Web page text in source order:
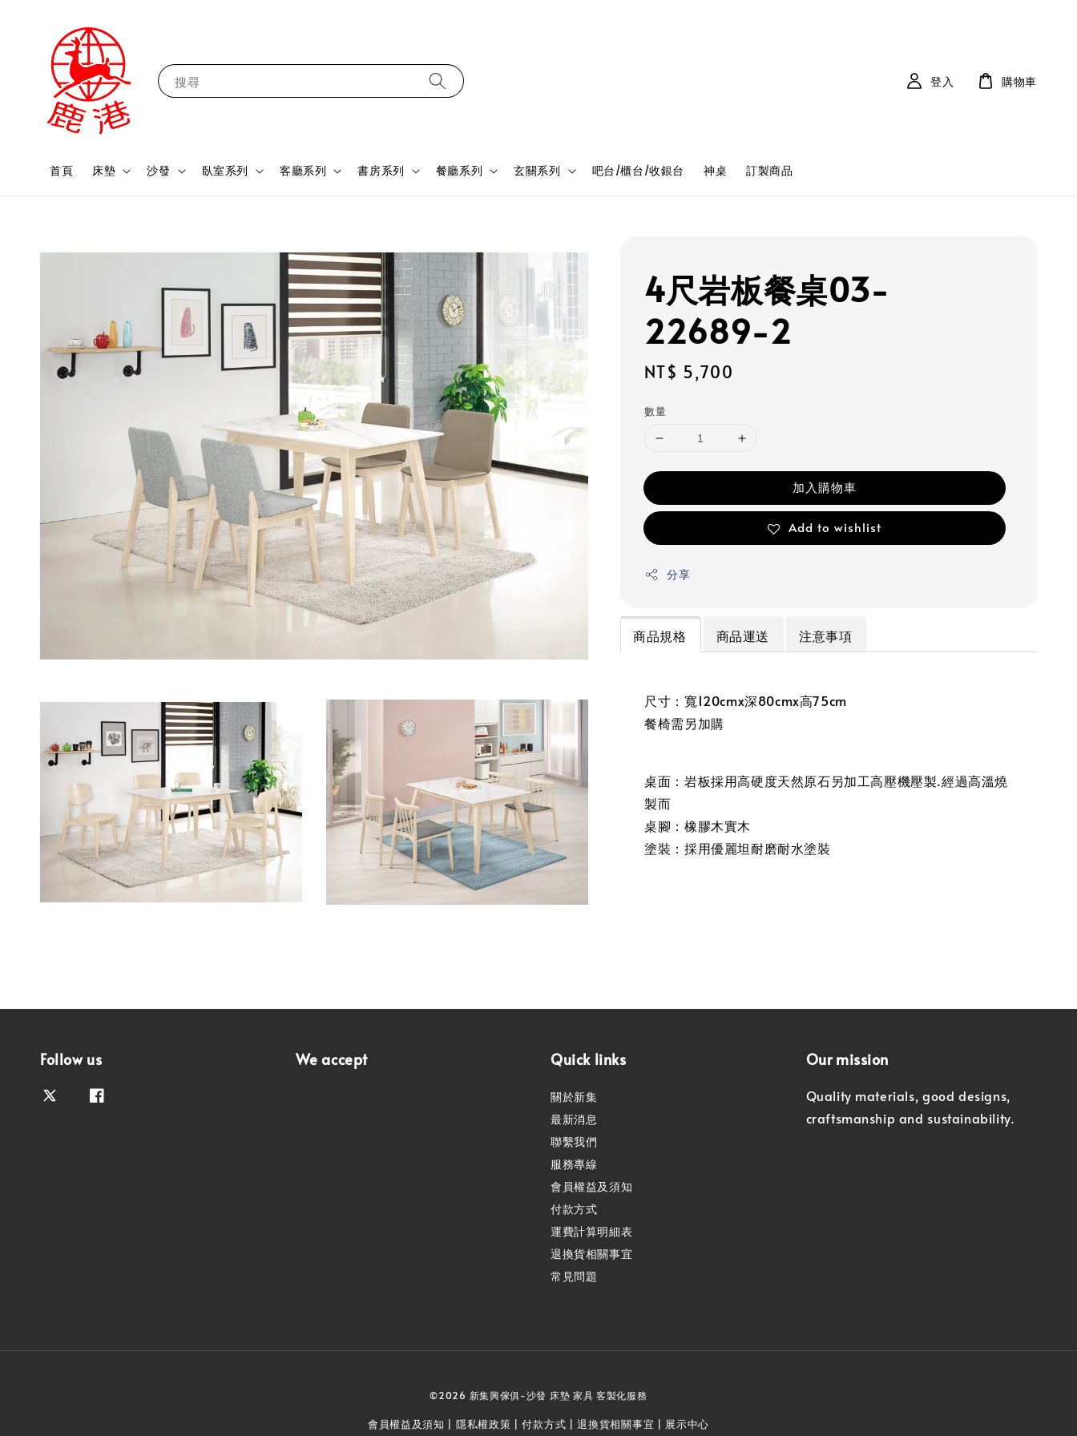
搜尋
首頁 床墊 沙發 臥室系列 客廳系列 書房系列 餐廳系列 玄關系列 吧台/櫃台/收銀台 神桌 訂製商品
登入 購物車
4尺岩板餐桌03-
22689-2
Regular
NT$ 5,700
數量
加入購物車
Add to wishlist
分享
商品規格 商品運送 注意事項
尺寸：寬120cmx深80cmx高75cm
餐椅需另加購
桌面：岩板採用高硬度天然原石另加工高壓機壓製.經過高溫燒
製而
桌腳：橡膠木實木
塗裝：採用優麗坦耐磨耐水塗裝
Follow us We accept Quick links
關於新集
最新消息
聯繫我們
服務專線
會員權益及須知
付款方式
運費計算明細表
退換貨相關事宜
常見問題
Our mission
Quality materials, good designs,
craftsmanship and sustainability.
©2026 新集興傢俱-沙發 床墊 家具 客製化服務
會員權益及須知 隱私權政策 |付款方式 |退換貨相關事宜 展示中心